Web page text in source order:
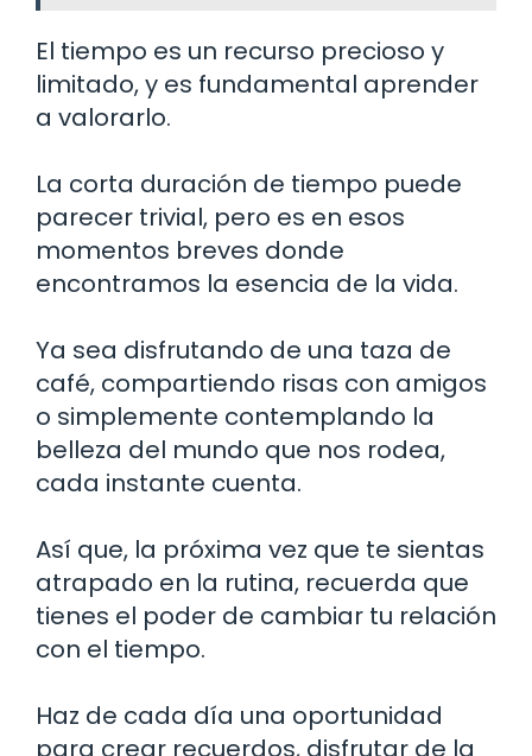
El tiempo es un recurso precioso y
limitado, y es fundamental aprender
a valorarlo.
La corta duración de tiempo puede
parecer trivial, pero es en esos
momentos breves donde
encontramos la esencia de la vida.
Ya sea disfrutando de una taza de
café, compartiendo risas con amigos
o simplemente contemplando la
belleza del mundo que nos rodea,
cada instante cuenta.
Así que, la próxima vez que te sientas
atrapado en la rutina, recuerda que
tienes el poder de cambiar tu relación
con el tiempo.
Haz de cada día una oportunidad
para crear recuerdos, disfrutar de la